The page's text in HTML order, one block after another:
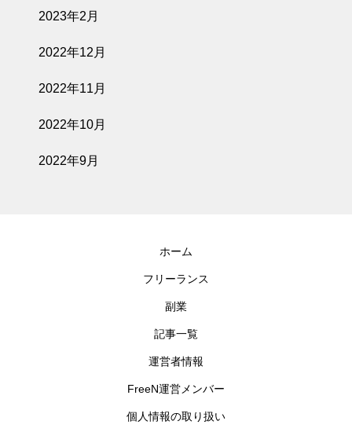
2023年2月
2022年12月
2022年11月
2022年10月
2022年9月
ホーム
フリーランス
副業
記事一覧
運営者情報
FreeN運営メンバー
個人情報の取り扱い